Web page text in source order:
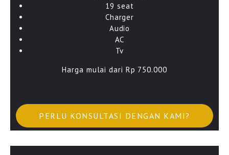
19 seat
Charger
Audio
AC
Tv
Harga mulai dari Rp 750.000
PERLU KONSULTASI DENGAN KAMI?